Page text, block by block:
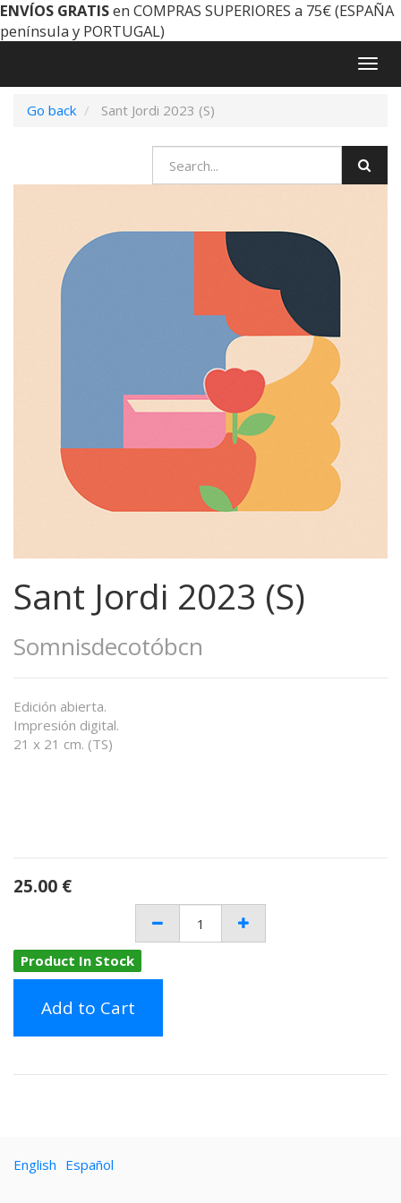
ENVÍOS GRATISen COMPRAS SUPERIORES a 75€ (ESPAÑA
península y PORTUGAL)
Go back
Sant Jordi 2023 (S)
Sant Jordi 2023 (S)
Somnisdecotóbcn
Edición abierta.
Impresión digital.
21 x 21 cm. (TS)
25.00 €
Product In Stock
Add to Cart
English Español